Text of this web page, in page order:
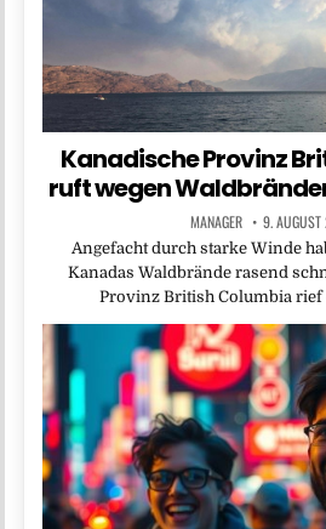
Kanadische Provinz
ruft wegen
MANAGER 9.
Angefacht durch starke Winde
Kanadas Waldbrände rasend
Provinz British Columbia